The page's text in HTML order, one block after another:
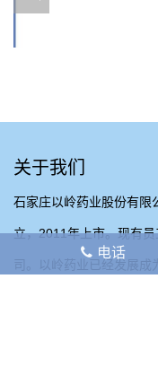
关于我们
石家庄以岭药业股份有限
立，2011年上市。现有
司。以岭药业已经发展
电话